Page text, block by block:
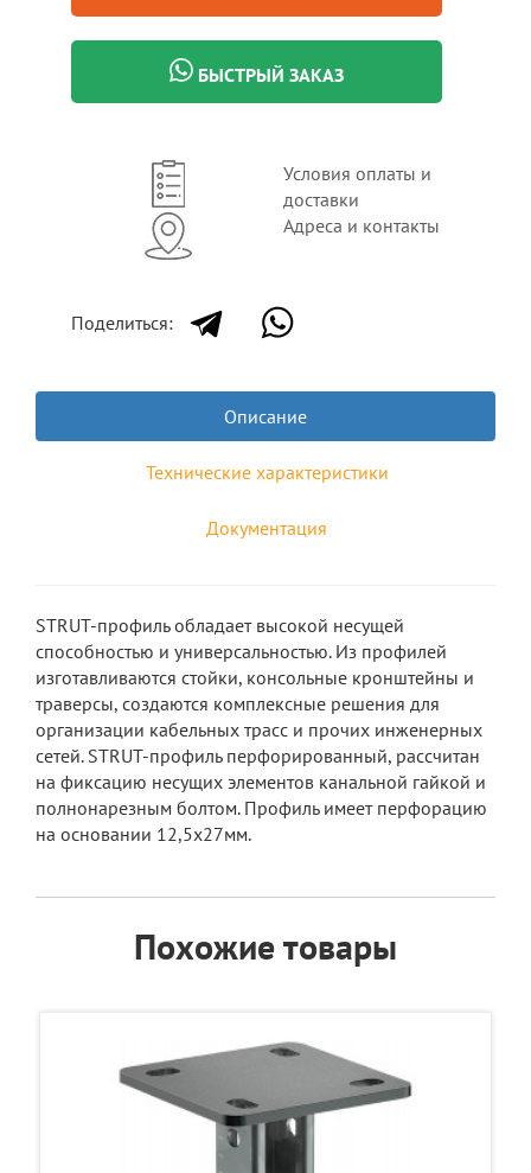
БЫСТРЫЙ ЗАКАЗ
Условия оплаты и
доставки
Адреса и контакты
Поделиться:
Описание
Технические характеристики
Документация
STRUT-профиль обладает высокой несущей
способностью и универсальностью. Из профилей
изготавливаются стойки, консольные кронштейны и
траверсы, создаются комплексные решения для
организации кабельных трасс и прочих инженерных
сетей. STRUT-профиль перфорированный, рассчитан
на фиксацию несущих элементов канальной гайкой и
полнонарезным болтом. Профиль имеет перфорацию
на основании 12,5х27мм.
Похожие товары